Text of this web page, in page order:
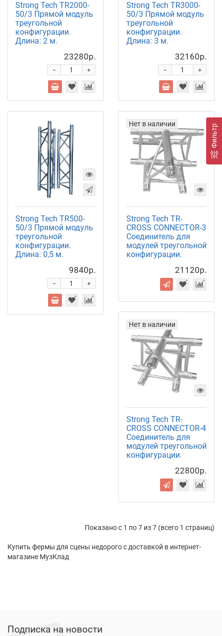
Фильтр
Strong Tech TR2000-
50/3 Прямой модуль
треугольной
конфигурации.
Длина: 2 м.
23280р.
+
-
Strong Tech TR3000-
50/3 Прямой модуль
треугольной
конфигурации.
Длина: 3 м.
32160р.
+
-
Strong Tech TR500-
50/3 Прямой модуль
треугольной
конфигурации.
Длина: 0,5 м.
9840р.
+
-
Нет в наличии
Strong Tech TR-
CROSS CONNECTOR-3
Соединитель для
модулей треугольной
конфигурации.
21120р.
Нет в наличии
Strong Tech TR-
CROSS CONNECTOR-4
Соединитель для
модулей треугольной
конфигурации.
22800р.
Показано с 1 по 7 из 7 (всего 1 страниц)
Купить фермы для сцены недорого с доставкой в интернет-
магазине МузКлад
Подписка на новости